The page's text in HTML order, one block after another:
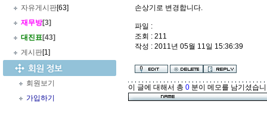
자유게시판[63]
재무방[3]
대진표[43]
게시판[1]
회원보기
가입하기
손상기로 변경합니다.
파일 :
조회 : 211
작성 : 2011년 05월 11일 15:36:39
이 글에 대해서 총 0 분이 메모를 남기셨습